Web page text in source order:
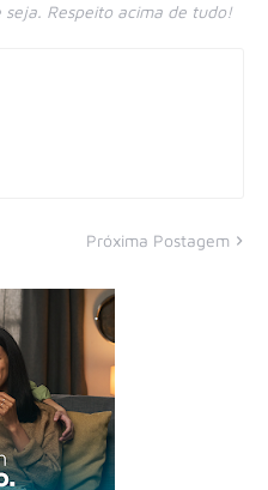
Respeito acima de tudo!
Próxima Postagem